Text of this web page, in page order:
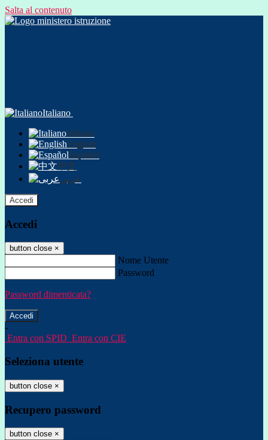
Salta al contenuto
Italiano
Italiano
English
Español
中文
عربى
Accedi
Accedi
button close ×
Nome Utente
Password
Password dimenticata?
-
Entra con SPID Entra con CIE
Seleziona utente
button close ×
Recupero password
button close ×